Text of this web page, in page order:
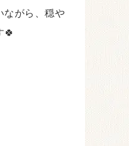
ながら、穏や